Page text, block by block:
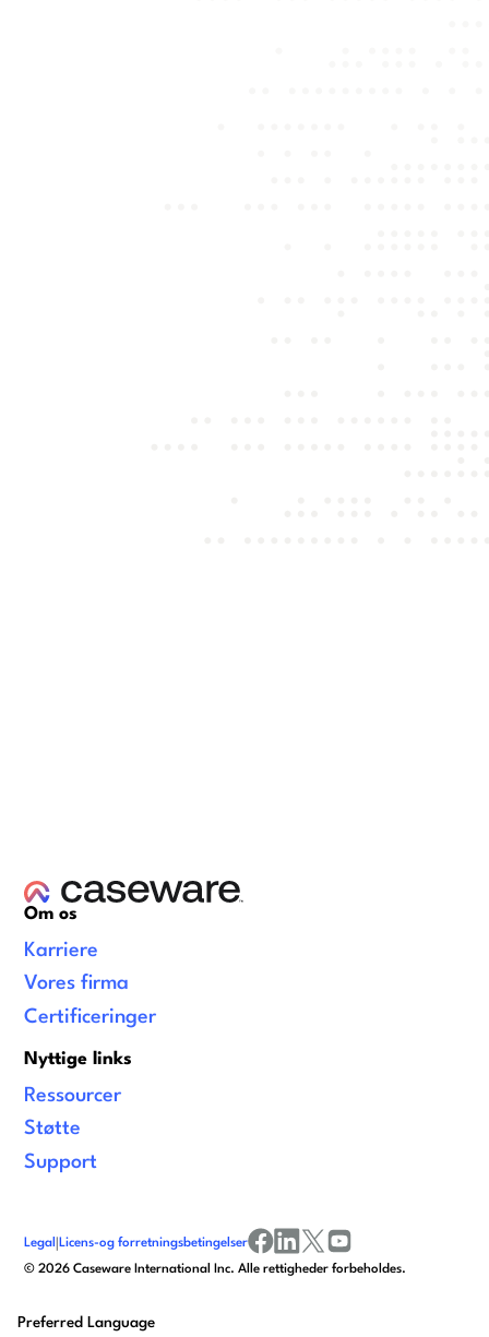
Om os
Karriere
Vores firma
Certificeringer
Nyttige links
Ressourcer
Støtte
Support
©2026 Caseware International Inc. Alle rettigheder forbeholdes.
Legal |Licens-og forretningsbetingelser
facebook
linkedinx/twitter
youtube
Preferred Language